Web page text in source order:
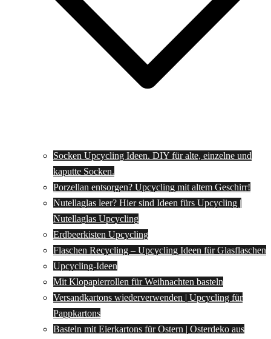
Socken Upcycling Ideen. DIY für alte, einzelne und
kaputte Socken.
Porzellan entsorgen? Upcycling mit altem Geschirr!
Nutellaglas leer? Hier sind Ideen fürs Upcycling |
Nutellaglas Upcycling
Erdbeerkisten Upcycling
Flaschen Recycling – Upcycling Ideen für Glasflaschen
Upcycling-Ideen
Mit Klopapierrollen für Weihnachten basteln
Versandkartons wiederverwenden | Upcycling für
Pappkartons
Basteln mit Eierkartons für Ostern | Osterdeko aus